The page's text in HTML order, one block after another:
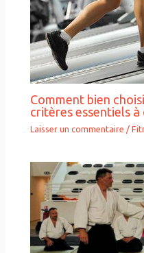
Comment bien
critères essentiels
Laisser un commentaire /